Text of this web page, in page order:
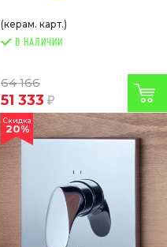
(керам. карт.)
В НАЛИЧИИ
64 166
51 333
Скидка
20%